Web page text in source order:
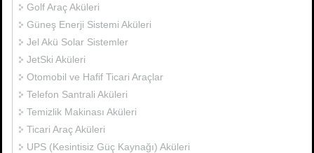
Golf Araç Aküleri
Güneş Enerji Sistemi Aküleri
Jel Akü Solar Sistemler
JetSki Aküleri
Otomobil ve Hafif Ticari Araçlar
Telefon Santrali Aküleri
Temizlik Makinası Aküleri
Ticari Araç Aküleri
UPS (Kesintisiz Güç Kaynağı) Aküleri